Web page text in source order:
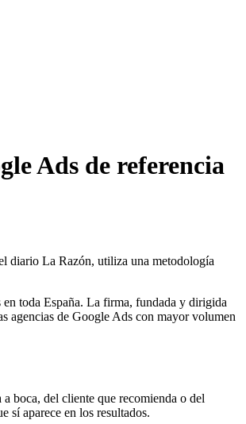
Ads de referencia
diario La Razón, utiliza una metodología
toda España. La firma, fundada y dirigida
agencias de Google Ads con mayor volumen
boca, del cliente que recomienda o del
sí aparece en los resultados.